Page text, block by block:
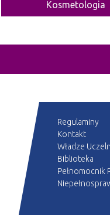
Kosmetologia
Regulaminy
Kontakt
Władze
Biblioteka
Pełnomocnik